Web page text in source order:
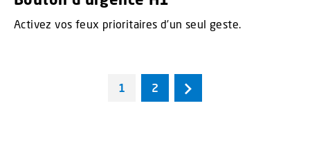
Activez vos feux prioritaires d’un seul geste.
1 2